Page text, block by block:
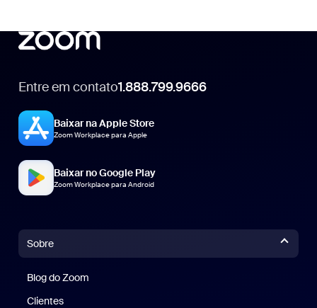
Entre em contato1.888.799.9666
Baixar na Apple Store
Zoom Workplace para Apple
Baixar no Google Play
Zoom Workplace para Android
Sobre
Blog do Zoom
Clientes